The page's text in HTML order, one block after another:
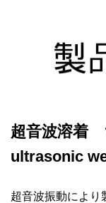
超音波溶着
ultrasonic
超音波振動により